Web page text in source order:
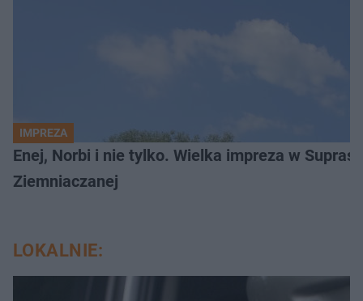
IMPREZA
Enej, Norbi i nie tylko. Wielka impreza w
Ziemniaczanej
LOKALNIE: